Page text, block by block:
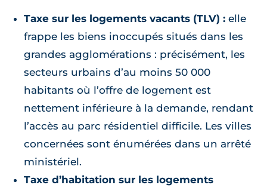
Taxe sur les logements vacants (TLV) : elle
frappe les biens inoccupés situés dans les
grandes agglomérations : précisément, les
secteurs urbains d’au moins 50 000
habitants où l’offre de logement est
nettement inférieure à la demande, rendant
l’accès au parc résidentiel difficile. Les villes
concernées sont énumérées dans un arrêté
ministériel.
Taxe d’habitation sur les logements